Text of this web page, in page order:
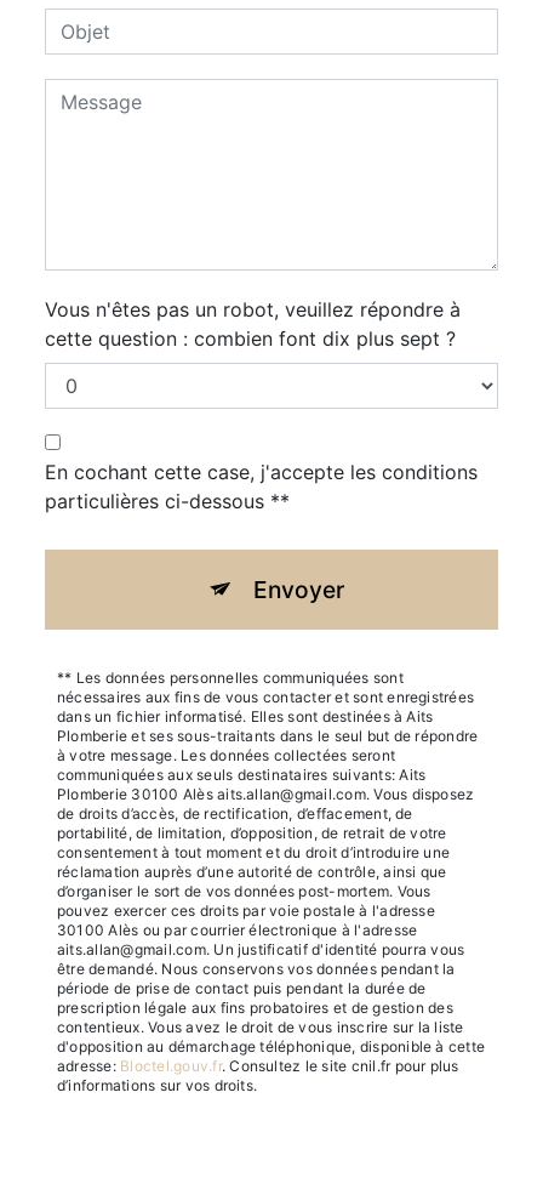
Vous n'êtes pas un robot, veuillez répondre à
cette question : combien font dix plus sept ?
En cochant cette case, j'accepte les conditions
particulières ci-dessous **
Envoyer
** Les données personnelles communiquées sont
nécessaires aux fins de vous contacter et sont enregistrées
dans un fichier informatisé. Elles sont destinées à Aits
Plomberie et ses sous-traitants dans le seul but de répondre
à votre message. Les données collectées seront
communiquées aux seuls destinataires suivants: Aits
Plomberie 30100 Alès aits.allan@gmail.com. Vous disposez
de droits d’accès, de rectification, d’effacement, de
portabilité, de limitation, d’opposition, de retrait de votre
consentement à tout moment et du droit d’introduire une
réclamation auprès d’une autorité de contrôle, ainsi que
d’organiser le sort de vos données post-mortem. Vous
pouvez exercer ces droits par voie postale à l'adresse
30100 Alès ou par courrier électronique à l'adresse
aits.allan@gmail.com. Un justificatif d'identité pourra vous
être demandé. Nous conservons vos données pendant la
période de prise de contact puis pendant la durée de
prescription légale aux fins probatoires et de gestion des
contentieux. Vous avez le droit de vous inscrire sur la liste
d'opposition au démarchage téléphonique, disponible à cette
adresse: Bloctel.gouv.fr. Consultez le site cnil.fr pour plus
d’informations sur vos droits.